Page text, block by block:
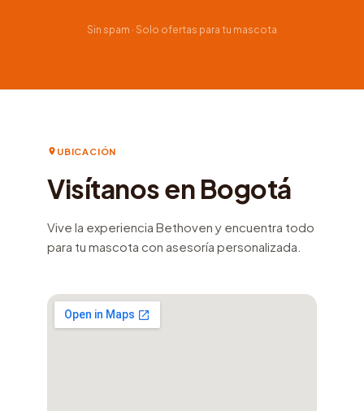
Sin spam · Solo ofertas para tu mascota
UBICACIÓN
Visítanos en Bogotá
Vive la experiencia Bethoven y encuentra todo
para tu mascota con asesoría personalizada.